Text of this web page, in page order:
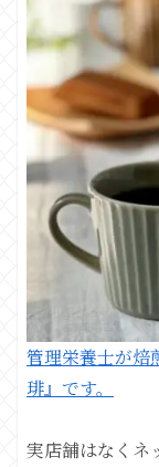
管理栄養士が焙
琲』です。
実店舗はなくネ